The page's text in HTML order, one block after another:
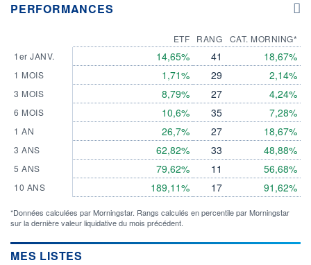
PERFORMANCES
1er JANV.
1 MOIS
3 MOIS
6 MOIS
1 AN
3 ANS
5 ANS
10 ANS
ETF
14,65%
1,71%
8,79%
10,6%
26,7%
62,82%
79,62%
189,11%
RANG
41
29
27
35
27
33
11
17
CAT. MORNING*
18,67%
2,14%
4,24%
7,28%
18,67%
48,88%
56,68%
91,62%
*Données calculées par Morningstar. Rangs calculés en percentile par Morningstar
sur la dernière valeur liquidative du mois précédent.
MES LISTES